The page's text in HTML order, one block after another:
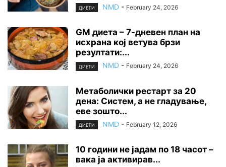
ДИЕТИ NMD - February 24, 2026
GM диета – 7-дневен план на
исхрана кој ветува брзи
резултати:...
ДИЕТИ NMD - February 24, 2026
Метаболички рестарт за 20
дена: Систем, а не гладување,
еве зошто...
ДИЕТИ NMD - February 12, 2026
10 години не јадам по 18 часот –
вака ја активирав...